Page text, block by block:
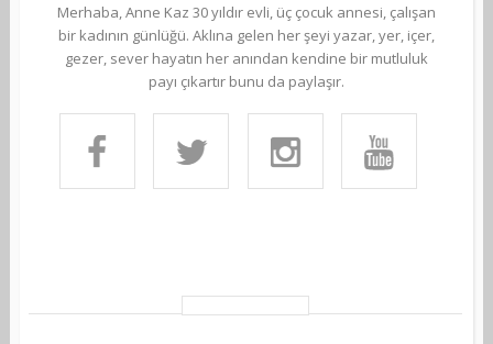
Merhaba, Anne Kaz 30 yıldır evli, üç çocuk annesi, çalışan
bir kadının günlüğü. Aklına gelen her şeyi yazar, yer, içer,
gezer, sever hayatın her anından kendine bir mutluluk
payı çıkartır bunu da paylaşır.